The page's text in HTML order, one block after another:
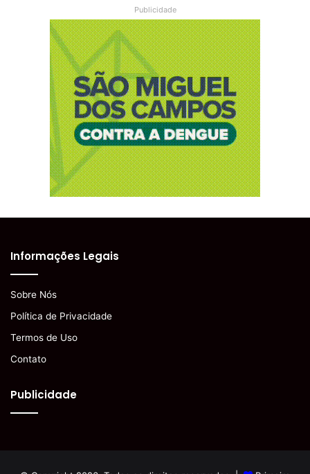
Publicidade
Informações Legais
Sobre Nós
Política de Privacidade
Termos de Uso
Contato
Publicidade